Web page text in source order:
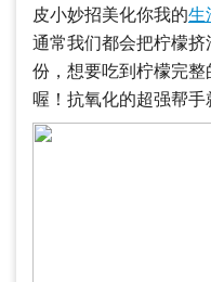
皮小妙招美化你我的生
通常我们都会把柠檬
份，想要吃到柠檬完
喔！抗氧化的超强帮手